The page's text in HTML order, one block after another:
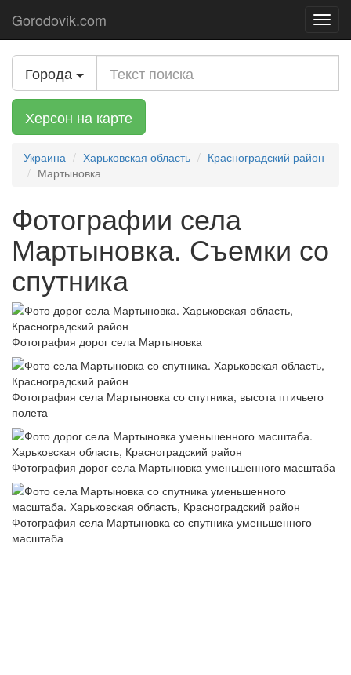
Gorodovik.com
Города
Херсон на карте
Украина Харьковская область
Красноградский район
Мартыновка
Фотографии села
Мартыновка. Съемки со
спутника
Фотография дорог села Мартыновка
Фотография села Мартыновка со спутника, высота птичьего
полета
Фотография дорог села Мартыновка уменьшенного масштаба
Фотография села Мартыновка со спутника уменьшенного
масштаба